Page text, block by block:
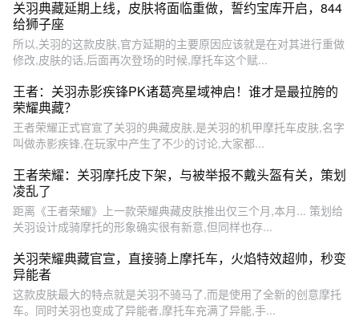
关羽典藏延期上线，皮肤将面临重做，誓约宝库开启，844
给狮子座
所以,关羽的这款皮肤,官方延期的主要原因应该就是在对其进行重做
修改,皮肤的话,后面再次登场的时候,摩托车这个赋...
王者：关羽赤影疾锋PK诸葛亮星域神启！谁才是最拉胯的
荣耀典藏？
王者荣耀正式官宣了关羽的典藏皮肤,是关羽的机甲摩托车皮肤,名字
叫做赤影疾锋,在玩家中产生了不少的讨论,大家都...
王者荣耀：关羽摩托皮下架，与被举报不戴头盔有关，策划
凌乱了
距离《王者荣耀》上一款荣耀典藏皮肤推出仅三个月,本月... 策划给
关羽设计成骑摩托的形象确实很有新意,但同样也存...
关羽荣耀典藏官宣，直接骑上摩托车，火焰特效超帅，秒变
异能者
这款皮肤最大的特点就是关羽不骑马了,而是使用了全新的创意摩托
车。同时关羽也变成了异能者,摩托车充满了异能,手...